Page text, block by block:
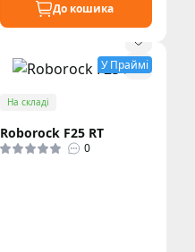
До кошика
У Праймі
На складі
Roborock F25 RT
0